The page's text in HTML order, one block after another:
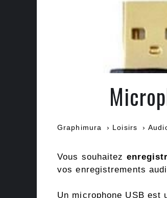
Graphimura Loisirs
Vous souhaitez
vos enregistrements
Un microphone USB